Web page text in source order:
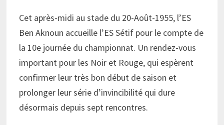
Cet après-midi au stade du 20-Août-1955, l’ES
Ben Aknoun accueille l’ES Sétif pour le compte de
la 10e journée du championnat. Un rendez-vous
important pour les Noir et Rouge, qui espèrent
confirmer leur très bon début de saison et
prolonger leur série d’invincibilité qui dure
désormais depuis sept rencontres.